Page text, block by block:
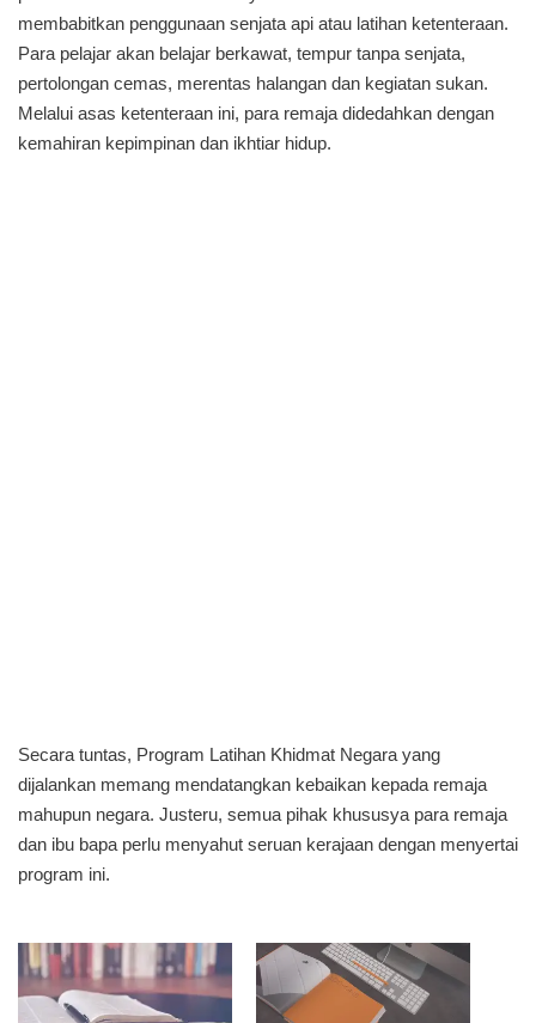
membabitkan penggunaan senjata api atau latihan ketenteraan.
Para pelajar akan belajar berkawat, tempur tanpa senjata,
pertolongan cemas, merentas halangan dan kegiatan sukan.
Melalui asas ketenteraan ini, para remaja didedahkan dengan
kemahiran kepimpinan dan ikhtiar hidup.
Secara tuntas, Program Latihan Khidmat Negara yang
dijalankan memang mendatangkan kebaikan kepada remaja
mahupun negara. Justeru, semua pihak khususya para remaja
dan ibu bapa perlu menyahut seruan kerajaan dengan menyertai
program ini.